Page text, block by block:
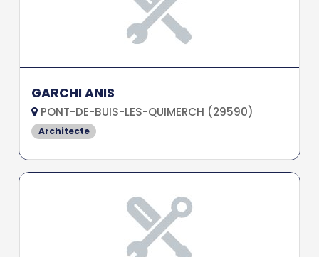
GARCHI ANIS
PONT-DE-BUIS-LES-QUIMERCH (29590)
Architecte